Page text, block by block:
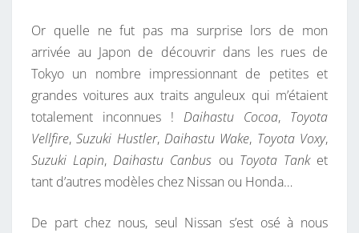
E
L
U
X
E
O
U
K
Or quelle ne fut pas ma surprise lors de mon
arrivée au Japon de découvrir dans les rues de
Tokyo un nombre impressionnant de petites et
grandes voitures aux traits anguleux qui m’étaient
totalement inconnues ! Daihastu Cocoa, Toyota
Vellfire,Suzuki Hustler,Daihastu Wake, Toyota Voxy,
Suzuki Lapin,Daihastu Canbus ou Toyota Tanket
tant d’autres modèles chez Nissan ou Honda…
De part chez nous, seul Nissan s’est osé à nous